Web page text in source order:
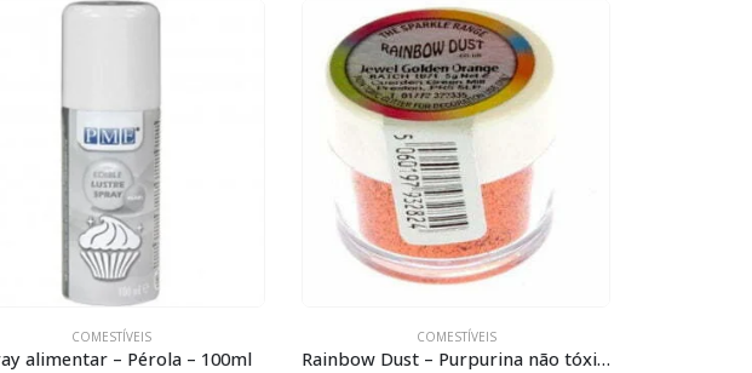
COMESTÍVEIS COMESTÍVEIS
Spray alimentar – Prateado – 100ml